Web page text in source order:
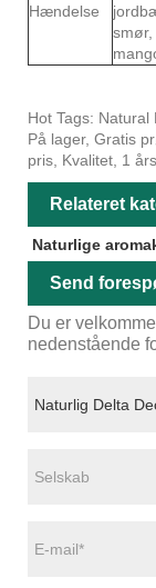
Hændelse
Hot Tags: Natural
På lager, Gratis
pris, Kvalitet, 1
Relateret
Naturlige
Send
Du er
nedenstående